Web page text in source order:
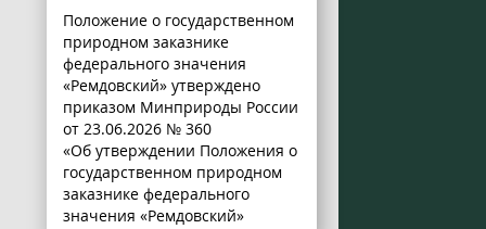
Положение о государственном
природном заказнике
федерального значения
«Ремдовский» утверждено
приказом Минприроды России
от 23.06.2026 № 360
«Об утверждении Положения о
государственном природном
заказнике федерального
значения «Ремдовский»